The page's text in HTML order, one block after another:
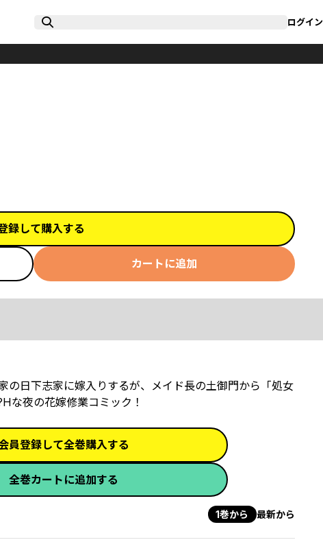
ログイン
録して購入する
カートに追加
の日下志家に嫁入りするが、メイド長の土御門から「処女
な夜の花嫁修業コミック！
員登録して全巻購入する
全巻カートに追加する
1巻から 最新から